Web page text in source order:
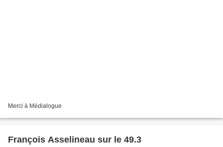
Merci à Médialogue
François Asselineau sur le 49.3